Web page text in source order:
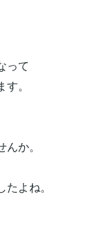
って
。
か。
よね。